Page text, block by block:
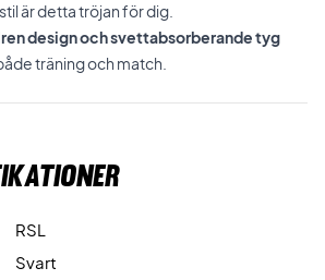
är detta tröjan för dig.
design och svettabsorberande tyg
träning och match.
RSL
Svart